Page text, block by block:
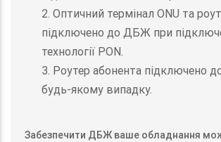
2. Оптичний термінал ONU та
підключено до ДБЖ при
технології PON.
3. Роутер абонента підключено
будь-якому випадку.
Забезпечити ДБЖ ваше обладнання